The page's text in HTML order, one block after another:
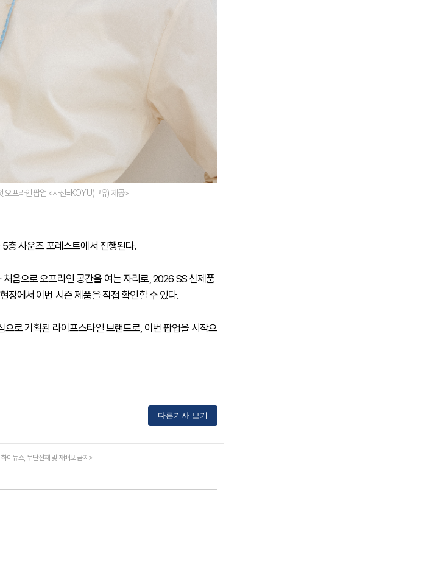
오프라인 팝업 <사진=KOYU(고유) 제공>
층 사운즈 포레스트에서 진행된다.
음으로 오프라인 공간을 여는 자리로, 2026 SS 신제품
장에서 이번 시즌 제품을 직접 확인할 수 있다.
로 기획된 라이프스타일 브랜드로, 이번 팝업을 시작으
다른기사 보기
이뉴스, 무단전재 및 재배포 금지>